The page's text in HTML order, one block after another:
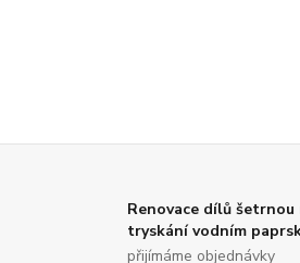
Renovace dílů
tryskání vodním
přijímáme objednávky